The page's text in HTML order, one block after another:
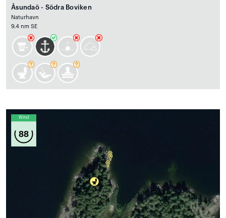
Åsundaö - Södra Boviken
Naturhavn
9.4 nm SE
Wind
88